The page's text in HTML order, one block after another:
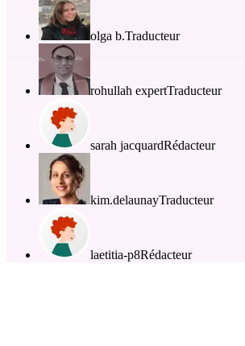
olga b.Traducteur
rohullah expertTraducteur
sarah jacquardRédacteur
kim.delaunayTraducteur
laetitia-p8Rédacteur